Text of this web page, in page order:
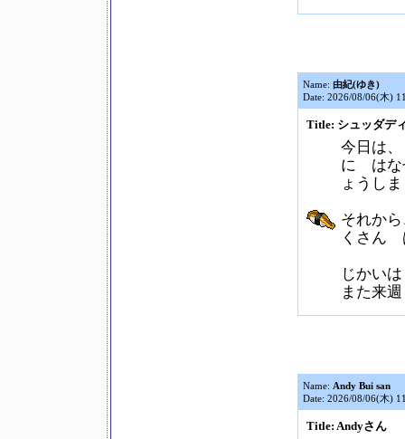
Name: 由紀(ゆき)
Date: 2026/08/06(木)
Title: シュッダデ
今日は
に はな
ょうし
それか
くさん
じかい
また来
Name: Andy Bui san
Date: 2026/08/06(木)
Title: Andyさん